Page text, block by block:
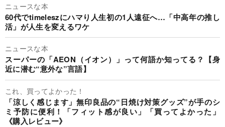
ニュースな本
60代でtimeleszにハマり人生初の1人遠征へ…「中高年の推し
活」が人生を変えるワケ
ニュースな本
スーパーの「AEON（イオン）」って何語か知ってる？【身
近に潜む“意外な”言語】
これ、買ってよかった！
「涼しく感じます」無印良品の“日焼け対策グッズ”が手のシ
ミ予防に便利！「フィット感が良い」「買ってよかった」
《購入レビュー》